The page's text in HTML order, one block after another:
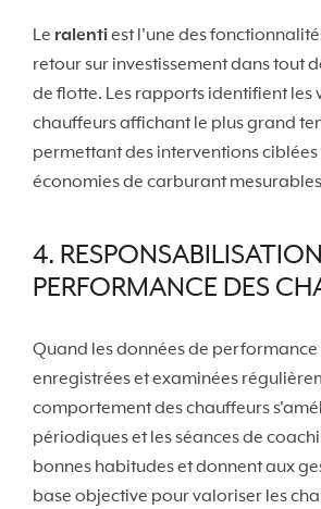
Le ralenti est l'une des
retour sur investissement dans tout
de flotte. Les rapports identifient les
chauffeurs affichant le plus grand
permettant des interventions
économies de carburant
4.
PERFORMANCE DES
Quand les données de performance
enregistrées et examinées
comportement des chauffeurs
périodiques et les séances de
bonnes habitudes et donnent aux
base objective pour valoriser les